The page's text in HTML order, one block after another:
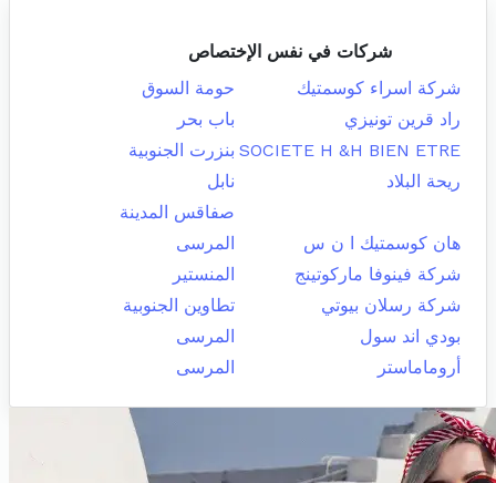
شركات في نفس الإختصاص
شركة اسراء كوسمتيك
حومة السوق
راد قرين تونيزي
باب بحر
SOCIETE H &H BIEN ETRE بنزرت الجنوبية
ريحة البلاد
نابل
صفاقس المدينة
هان كوسمتيك ا ن س
المرسى
شركة فينوفا ماركوتينج
المنستير
شركة رسلان بيوتي
تطاوين الجنوبية
بودي اند سول
المرسى
أروماماستر
المرسى